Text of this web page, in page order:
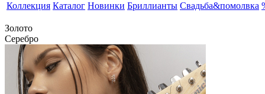
Коллекция Каталог Новинки Бриллианты Свадьба&помолвка
Золото
Серебро